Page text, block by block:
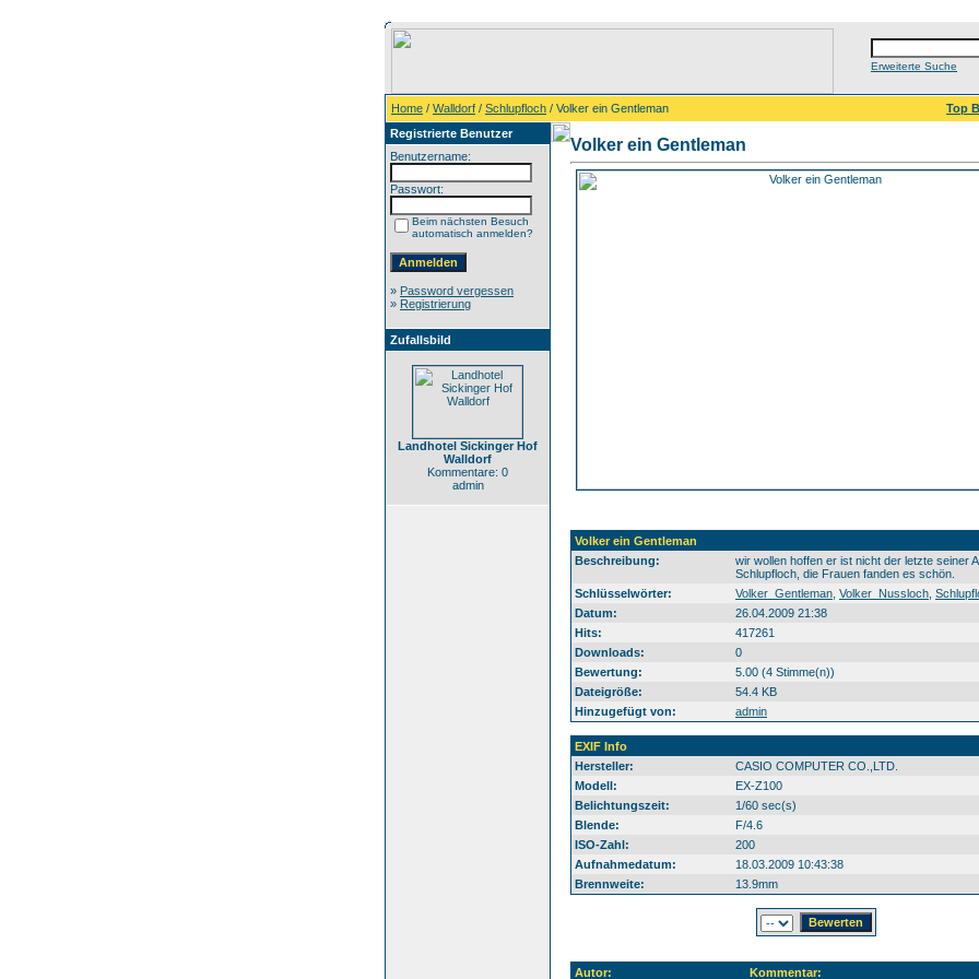
Erweiterte Suche
Home / Walldorf / Schlupfloch / Volker ein Gentleman Top
Registrierte Benutzer
Benutzername:
Passwort:
Beim nächsten Besuch
automatisch anmelden?
» Password vergessen
» Registrierung
Zufallsbild
Landhotel Sickinger Hof
Walldorf
Kommentare: 0
admin
Volker ein Gentleman
Volker ein Gentleman
Beschreibung:
wir wollen hoffen er ist nicht der letzte seiner
Schlupfloch, die Frauen fanden es schön.
Schlüsselwörter:
Volker_Gentleman Volker_Nussloch
Datum:
26.04.2009 21:38
Hits:
417261
Downloads:
0
Bewertung:
5.00 (4 Stimme(n))
Dateigröße:
54.4 KB
Hinzugefügt von:
admin
EXIF Info
Hersteller:
CASIO COMPUTER CO.,LTD.
Modell:
EX-Z100
Belichtungszeit:
1/60 sec(s)
Blende:
F/4.6
ISO-Zahl:
200
Aufnahmedatum:
18.03.2009 10:43:38
Brennweite:
13.9mm
Autor: Kommentar: